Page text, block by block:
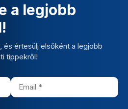
a legjobb
és értesülj elsőként a legjobb
tippekről!